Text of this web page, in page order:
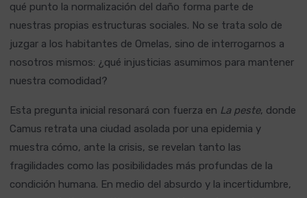
qué punto la normalización del daño forma parte de
nuestras propias estructuras sociales. No se trata solo de
juzgar a los habitantes de Omelas, sino de interrogarnos a
nosotros mismos: ¿qué injusticias asumimos para mantener
nuestra comodidad?
Esta pregunta inicial resonará con fuerza en La peste, donde
Camus retrata una ciudad asolada por una epidemia y
muestra cómo, ante la crisis, se revelan tanto las
fragilidades como las posibilidades más profundas de la
condición humana. En medio del absurdo y la incertidumbre,